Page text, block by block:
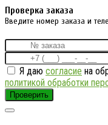
Проверка заказа
Введите номер заказа и
Я даю согласие на
политикой обработки
Проверить